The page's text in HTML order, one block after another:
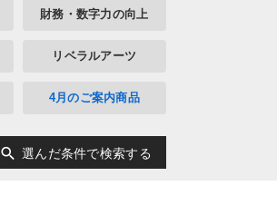
財務・数字力の向上
リベラルアーツ
4月のご案内商品
search 選んだ条件で検索する